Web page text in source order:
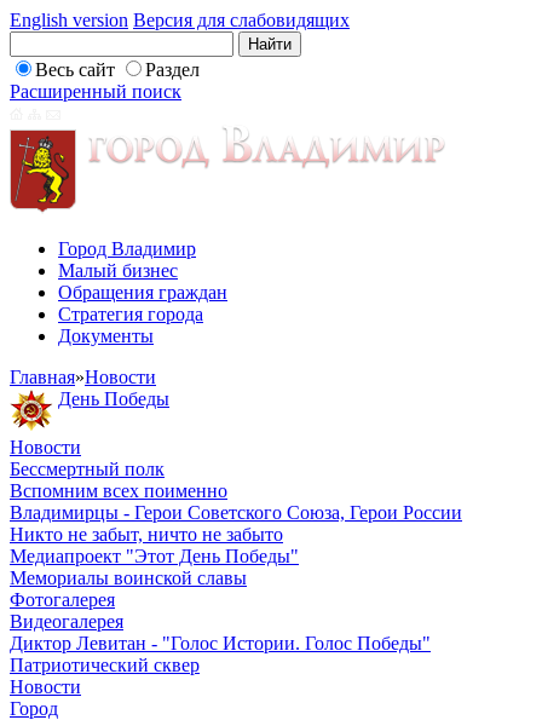
English version Версия для слабовидящих
Весь сайт
Раздел
Расширенный поиск
Город Владимир
Малый бизнес
Обращения граждан
Стратегия города
Документы
Главная»Новости
День Победы
Новости
Бессмертный полк
Вспомним всех поименно
Владимирцы - Герои Советского Союза, Герои России
Никто не забыт, ничто не забыто
Медиапроект "Этот День Победы"
Мемориалы воинской славы
Фотогалерея
Видеогалерея
Диктор Левитан - "Голос Истории. Голос Победы"
Патриотический сквер
Новости
Город